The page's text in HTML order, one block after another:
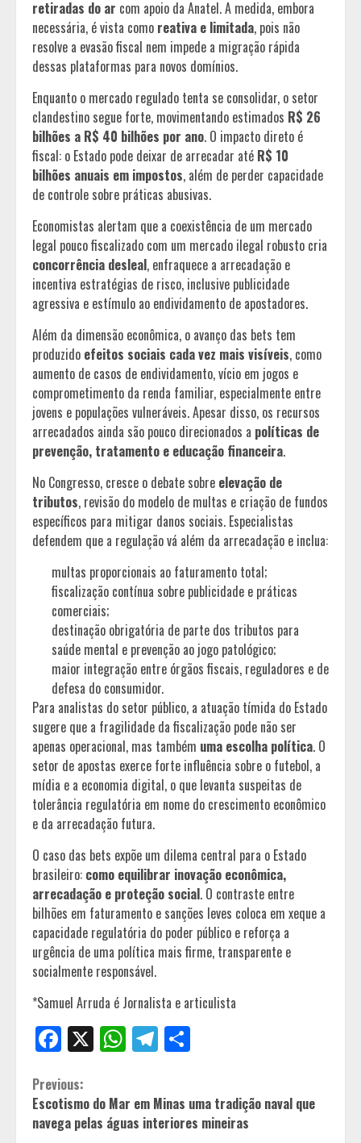
retiradas do ar com apoio da Anatel. A medida, embora
necessária, é vista como reativa e limitada, pois não
resolve a evasão fiscal nem impede a migração rápida
dessas plataformas para novos domínios.
Enquanto o mercado regulado tenta se consolidar, o setor
clandestino segue forte, movimentando estimados R$ 26
bilhões a R$ 40 bilhões por ano. O impacto direto é
fiscal: o Estado pode deixar de arrecadar até R$ 10
bilhões anuais em impostos, além de perder capacidade
de controle sobre práticas abusivas.
Economistas alertam que a coexistência de um mercado
legal pouco fiscalizado com um mercado ilegal robusto cria
concorrência desleal, enfraquece a arrecadação e
incentiva estratégias de risco, inclusive publicidade
agressiva e estímulo ao endividamento de apostadores.
Além da dimensão econômica, o avanço das bets tem
produzido efeitos sociais cada vez mais visíveis, como
aumento de casos de endividamento, vício em jogos e
comprometimento da renda familiar, especialmente entre
jovens e populações vulneráveis. Apesar disso, os recursos
arrecadados ainda são pouco direcionados a políticas de
prevenção, tratamento e educação financeira.
No Congresso, cresce o debate sobre elevação de
tributos, revisão do modelo de multas e criação de fundos
específicos para mitigar danos sociais. Especialistas
defendem que a regulação vá além da arrecadação e inclua:
multas proporcionais ao faturamento total;
fiscalização contínua sobre publicidade e práticas
comerciais;
destinação obrigatória de parte dos tributos para
saúde mental e prevenção ao jogo patológico;
maior integração entre órgãos fiscais, reguladores e de
defesa do consumidor.
Para analistas do setor público, a atuação tímida do Estado
sugere que a fragilidade da fiscalização pode não ser
apenas operacional, mas também uma escolha política. O
setor de apostas exerce forte influência sobre o futebol, a
mídia e a economia digital, o que levanta suspeitas de
tolerância regulatória em nome do crescimento econômico
e da arrecadação futura.
O caso das bets expõe um dilema central para o Estado
brasileiro: como equilibrar inovação econômica,
arrecadação e proteção social. O contraste entre
bilhões em faturamento e sanções leves coloca em xeque a
capacidade regulatória do poder público e reforça a
urgência de uma política mais firme, transparente e
socialmente responsável.
*Samuel Arruda é Jornalista e articulista
Facebook
X WhatsApp
Telegram
Continue
Reading
Previous:
Escotismo do Mar em Minas uma tradição naval que
navega pelas águas interiores mineiras